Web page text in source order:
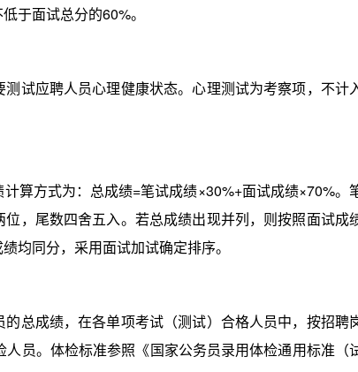
于面试总分的60%。
应聘人员心理健康状态。心理测试为考察项，不计
方式为：总成绩=笔试成绩×30%+面试成绩×70%。
，尾数四舍五入。若总成绩出现并列，则按照面试成
均同分，采用面试加试确定排序。
成绩，在各单项考试（测试）合格人员中，按招聘
员。体检标准参照《国家公务员录用体检通用标准（